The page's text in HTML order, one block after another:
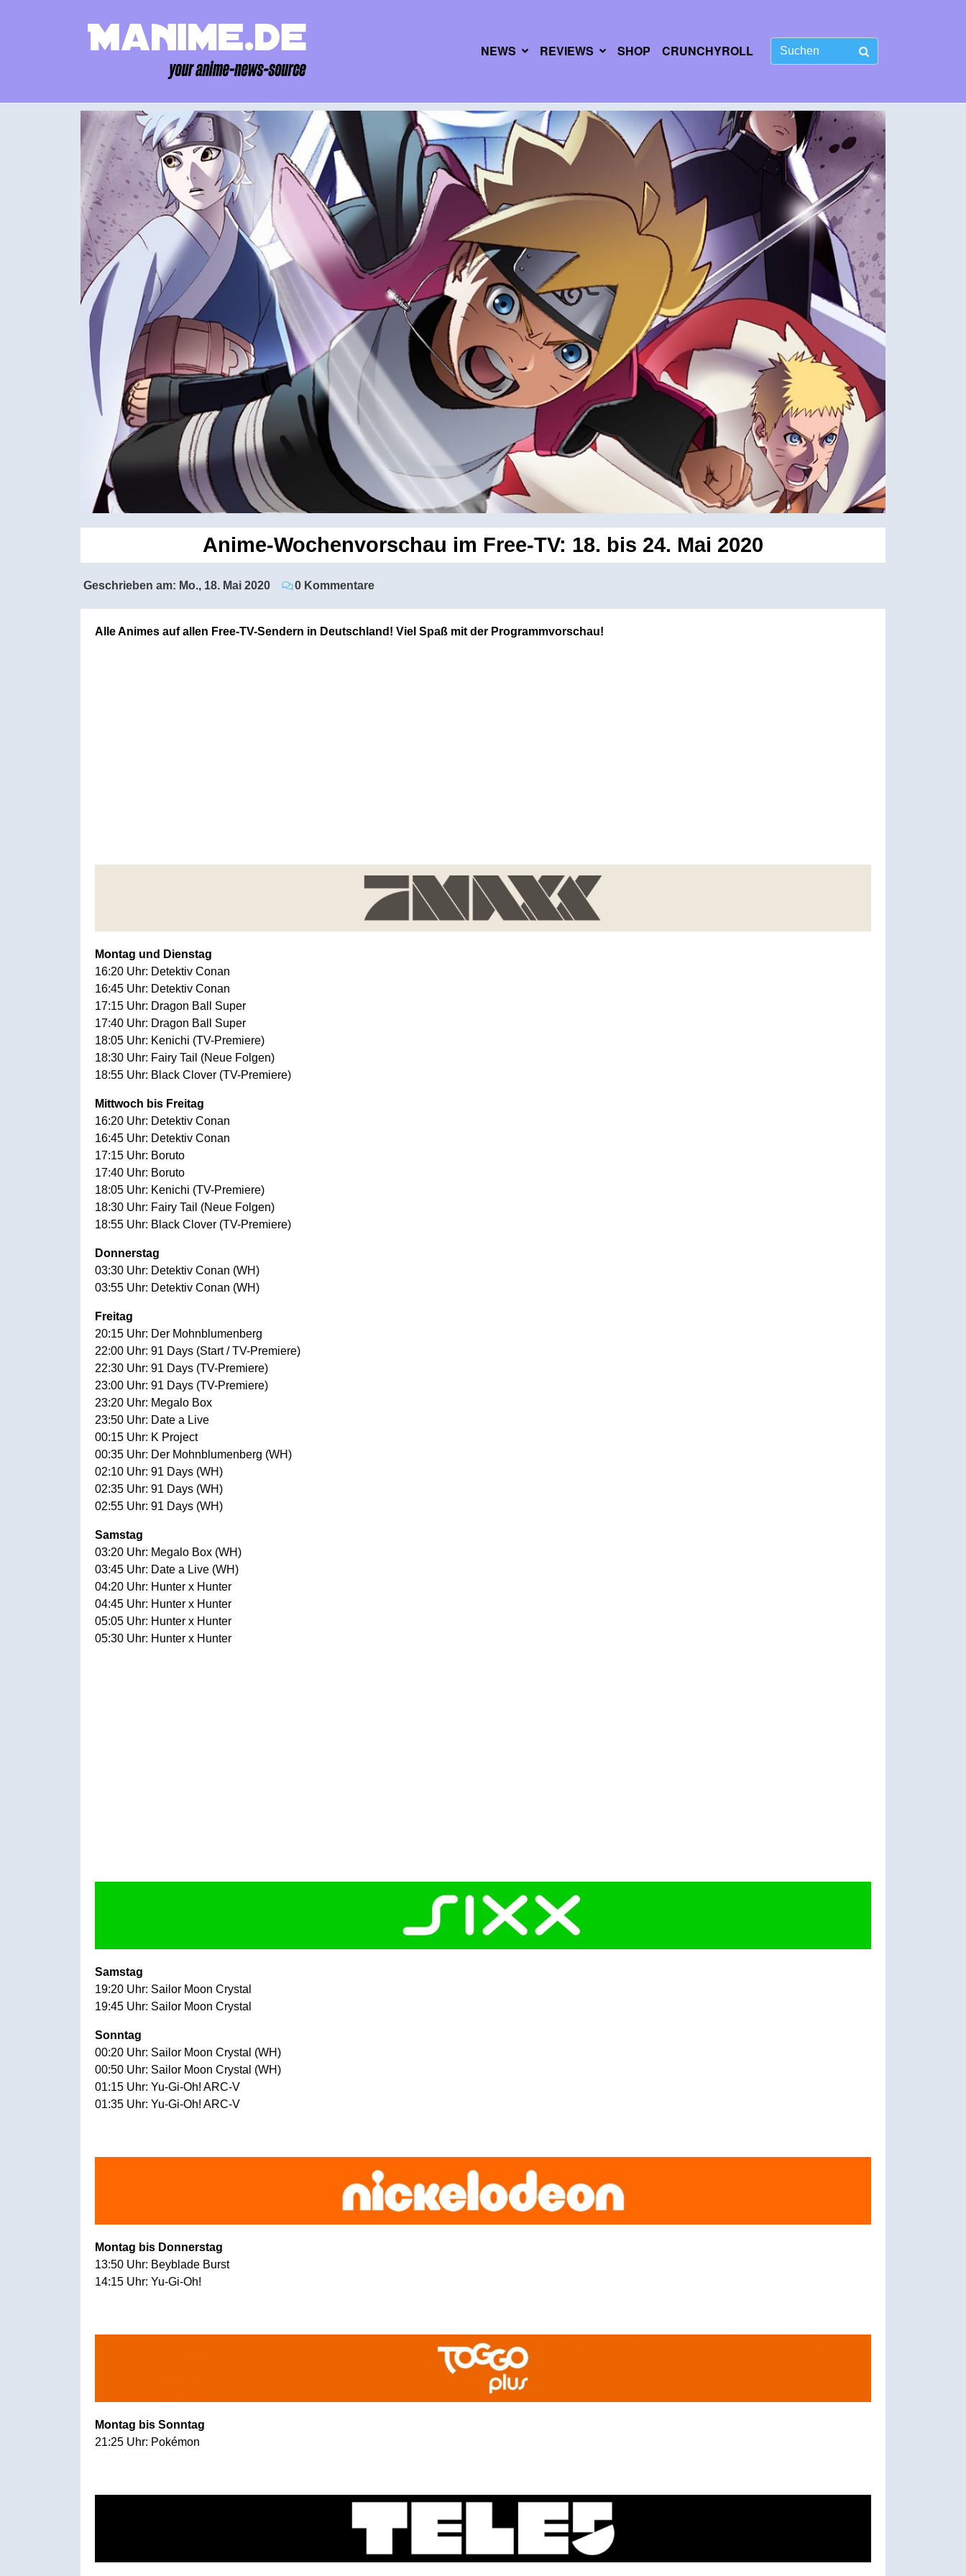
NEWS REVIEWS SHOP CRUNCHYROLL
Anime-Wochenvorschau im Free-TV: 18. bis 24. Mai 2020
Geschrieben am: Mo., 18. Mai 2020 0 Kommentare
Alle Animes auf allen Free-TV-Sendern in Deutschland! Viel Spaß mit der Programmvorschau!
Montag und Dienstag
16:20 Uhr: Detektiv Conan
16:45 Uhr: Detektiv Conan
17:15 Uhr: Dragon Ball Super
17:40 Uhr: Dragon Ball Super
18:05 Uhr: Kenichi (TV-Premiere)
18:30 Uhr: Fairy Tail (Neue Folgen)
18:55 Uhr: Black Clover (TV-Premiere)
Mittwoch bis Freitag
16:20 Uhr: Detektiv Conan
16:45 Uhr: Detektiv Conan
17:15 Uhr: Boruto
17:40 Uhr: Boruto
18:05 Uhr: Kenichi (TV-Premiere)
18:30 Uhr: Fairy Tail (Neue Folgen)
18:55 Uhr: Black Clover (TV-Premiere)
Donnerstag
03:30 Uhr: Detektiv Conan (WH)
03:55 Uhr: Detektiv Conan (WH)
Freitag
20:15 Uhr: Der Mohnblumenberg
22:00 Uhr: 91 Days (Start / TV-Premiere)
22:30 Uhr: 91 Days (TV-Premiere)
23:00 Uhr: 91 Days (TV-Premiere)
23:20 Uhr: Megalo Box
23:50 Uhr: Date a Live
00:15 Uhr: K Project
00:35 Uhr: Der Mohnblumenberg (WH)
02:10 Uhr: 91 Days (WH)
02:35 Uhr: 91 Days (WH)
02:55 Uhr: 91 Days (WH)
Samstag
03:20 Uhr: Megalo Box (WH)
03:45 Uhr: Date a Live (WH)
04:20 Uhr: Hunter x Hunter
04:45 Uhr: Hunter x Hunter
05:05 Uhr: Hunter x Hunter
05:30 Uhr: Hunter x Hunter
Samstag
19:20 Uhr: Sailor Moon Crystal
19:45 Uhr: Sailor Moon Crystal
Sonntag
00:20 Uhr: Sailor Moon Crystal (WH)
00:50 Uhr: Sailor Moon Crystal (WH)
01:15 Uhr: Yu-Gi-Oh! ARC-V
01:35 Uhr: Yu-Gi-Oh! ARC-V
Montag bis Donnerstag
13:50 Uhr: Beyblade Burst
14:15 Uhr: Yu-Gi-Oh!
Montag bis Sonntag
21:25 Uhr: Pokémon